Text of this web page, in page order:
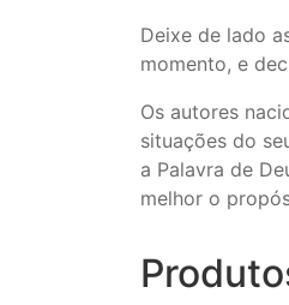
Deixe de lado
momento, e
Os autores
situações do
a Palavra de
melhor o